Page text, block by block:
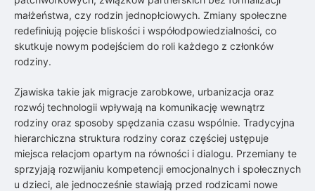
małżeństwa, czy rodzin jednopłciowych. Zmiany społeczne
redefiniują pojęcie bliskości i współodpowiedzialności, co
skutkuje nowym podejściem do roli każdego z członków
rodziny.
Zjawiska takie jak migracje zarobkowe, urbanizacja oraz
rozwój technologii wpływają na komunikację wewnątrz
rodziny oraz sposoby spędzania czasu wspólnie. Tradycyjna
hierarchiczna struktura rodziny coraz częściej ustępuje
miejsca relacjom opartym na równości i dialogu. Przemiany te
sprzyjają rozwijaniu kompetencji emocjonalnych i społecznych
u dzieci, ale jednocześnie stawiają przed rodzicami nowe